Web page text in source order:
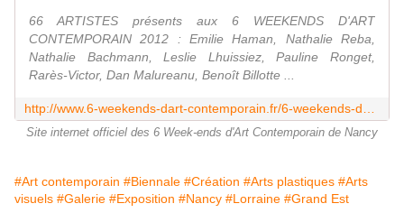
66 ARTISTES présents aux 6 WEEKENDS D'ART
CONTEMPORAIN 2012 : Emilie Haman, Nathalie Reba,
Nathalie Bachmann, Leslie Lhuissiez, Pauline Ronget,
Rarès-Victor, Dan Malureanu, Benoît Billotte ...
Site internet officiel des 6 Week-ends d'Art Contemporain de Nancy
#Art contemporain #Biennale #Création #Arts plastiques #Arts
visuels #Galerie #Exposition #Nancy #Lorraine #Grand Est